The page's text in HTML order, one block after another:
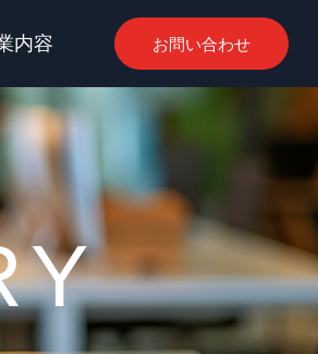
内容 お問い合わせ